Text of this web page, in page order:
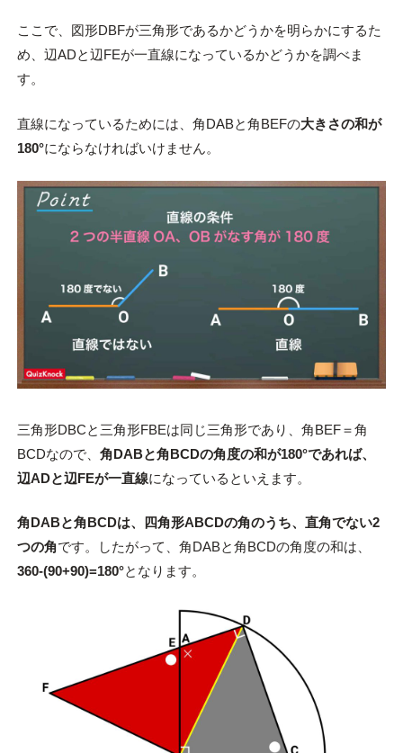
ここで、図形DBFが三角形であるかどうかを明らかにするた
め、辺ADと辺FEが一直線になっているかどうかを調べま
す。
直線になっているためには、角DABと角BEFの大きさの和が
180°にならなければいけません。
三角形DBCと三角形FBEは同じ三角形であり、角BEF＝角
BCDなので、 角DABと角BCDの角度の和が180°であれば、
辺ADと辺FEが一直線になっているといえます。
角DABと角BCDは、四角形ABCDの角のうち、直角でない2
つの角です。したがって、角DABと角BCDの角度の和は、
360-(90+90)=180°となります。